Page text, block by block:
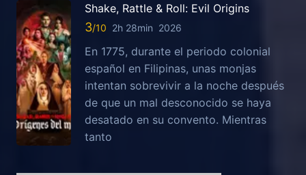
Shake, Rattle & Roll: Evil Origins
3 2h 28min 2026
En 1775, durante el periodo colonial
español en Filipinas, unas monjas
intentan sobrevivir a la noche después
de que un mal desconocido se haya
desatado en su convento. Mientras
tanto